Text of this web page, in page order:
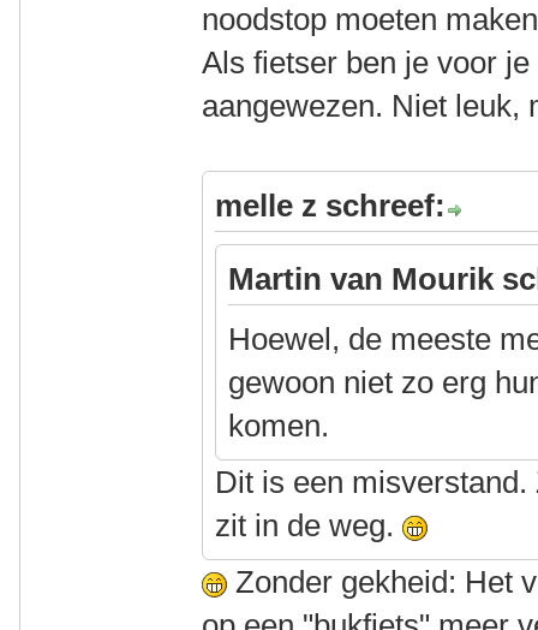
noodstop moeten
Als fietser ben je voor
aangewezen. Niet
melle z schreef:
Martin van Mourik
Hoewel, de meeste
gewoon niet zo erg
komen.
Dit is een
zit in de weg.
Zonder gekheid: Het